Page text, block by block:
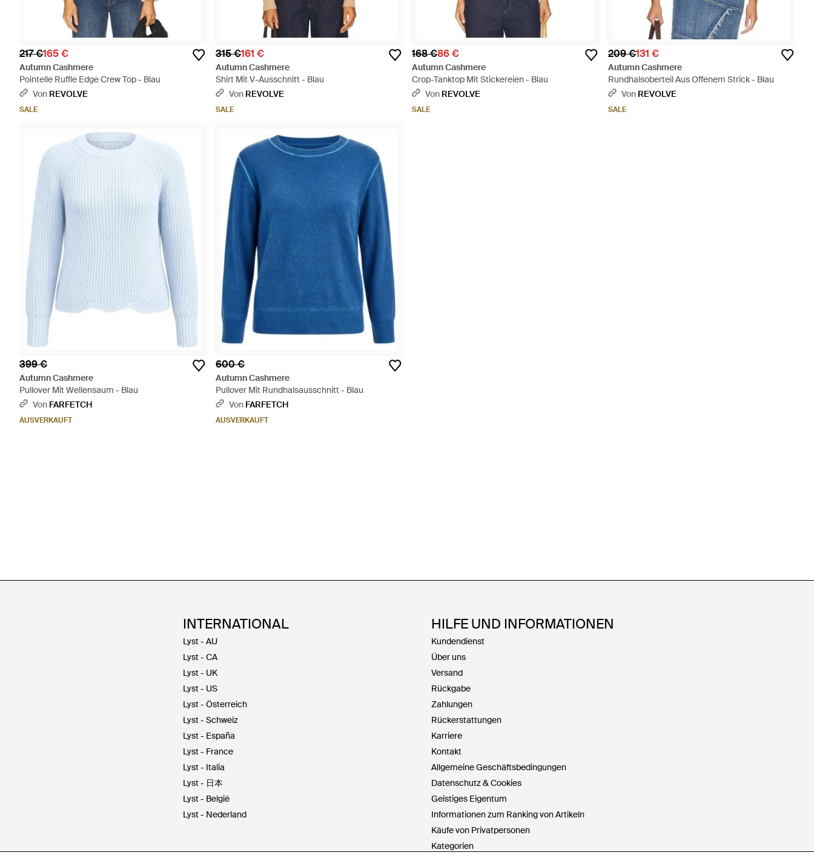
217 €165 €
Autumn Cashmere
Pointelle Ruffle Edge Crew Top - Blau
Von REVOLVE
SALE
315 €161 €
Autumn Cashmere
Shirt Mit V-Ausschnitt - Blau
Von REVOLVE
SALE
168 €86 €
Autumn Cashmere
Crop-Tanktop Mit Stickereien - Blau
Von REVOLVE
SALE
209 €131 €
Autumn Cashmere
Rundhalsoberteil Aus Offenem Strick - Blau
Von REVOLVE
SALE
399 €
Autumn Cashmere
Pullover Mit Wellensaum - Blau
Von FARFETCH
AUSVERKAUFT
600 €
Autumn Cashmere
Pullover Mit Rundhalsausschnitt - Blau
Von FARFETCH
AUSVERKAUFT
INTERNATIONAL
Lyst - AU
Lyst - CA
Lyst - UK
Lyst - US
Lyst - Österreich
Lyst - Schweiz
Lyst - España
Lyst - France
Lyst - Italia
Lyst - 日本
Lyst - België
Lyst - Nederland
HILFE UND INFORMATIONEN
Kundendienst
Über uns
Versand
Rückgabe
Zahlungen
Rückerstattungen
Karriere
Kontakt
Allgemeine Geschäftsbedingungen
Datenschutz & Cookies
Geistiges Eigentum
Informationen zum Ranking von Artikeln
Käufe von Privatpersonen
Kategorien